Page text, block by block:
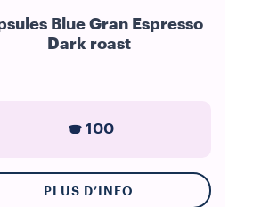
Blue Gran Espresso
Dark roast
100
PLUS D’INFO